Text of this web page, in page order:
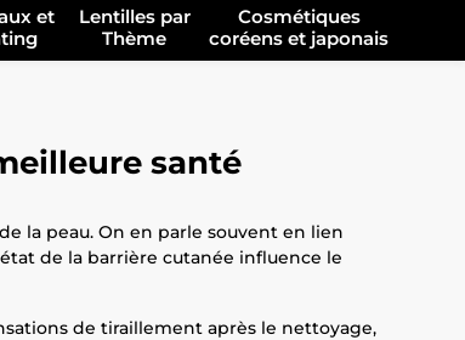
et
Lentilles par
Thème
Cosmétiques
coréens et japonais
santé
la peau. On en parle souvent en lien
de la barrière cutanée influence le
de tiraillement après le nettoyage,